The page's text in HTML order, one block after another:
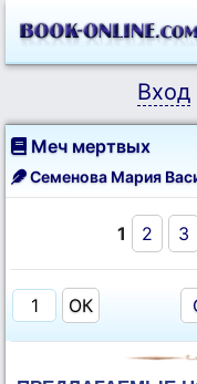
Вход
Меч мертвых
Семенова Мария
1 2 3